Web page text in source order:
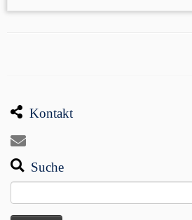
Kontakt
Suche
nach: